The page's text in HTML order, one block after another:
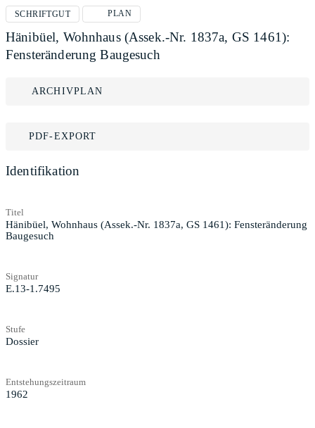
SCHRIFTGUT PLAN
Hänibüel, Wohnhaus (Assek.-Nr. 1837a, GS 1461):
Fensteränderung Baugesuch
ARCHIVPLAN
PDF-EXPORT
Identifikation
Titel
Hänibüel, Wohnhaus (Assek.-Nr. 1837a, GS 1461): Fensteränderung
Baugesuch
Signatur
E.13-1.7495
Stufe
Dossier
Entstehungszeitraum
1962